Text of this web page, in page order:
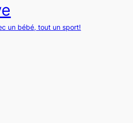
un bébé, tout un sport!